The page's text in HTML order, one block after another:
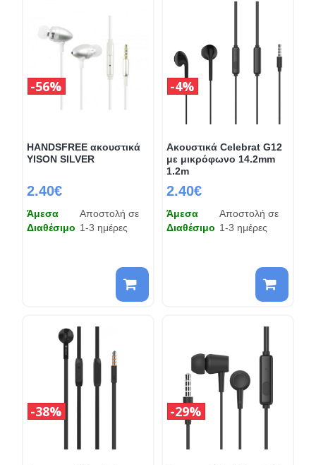
HANDSFREE ακουστικά
YISON SILVER
2.40€
56%
Άμεσα
Διαθέσιμο
Αποστολή σε
1-3 ημέρες
Ακουστικά Celebrat G12
με μικρόφωνο 14.2mm
1.2m
2.40€
4%
Άμεσα
Διαθέσιμο
Αποστολή σε
1-3 ημέρες
38% 29%